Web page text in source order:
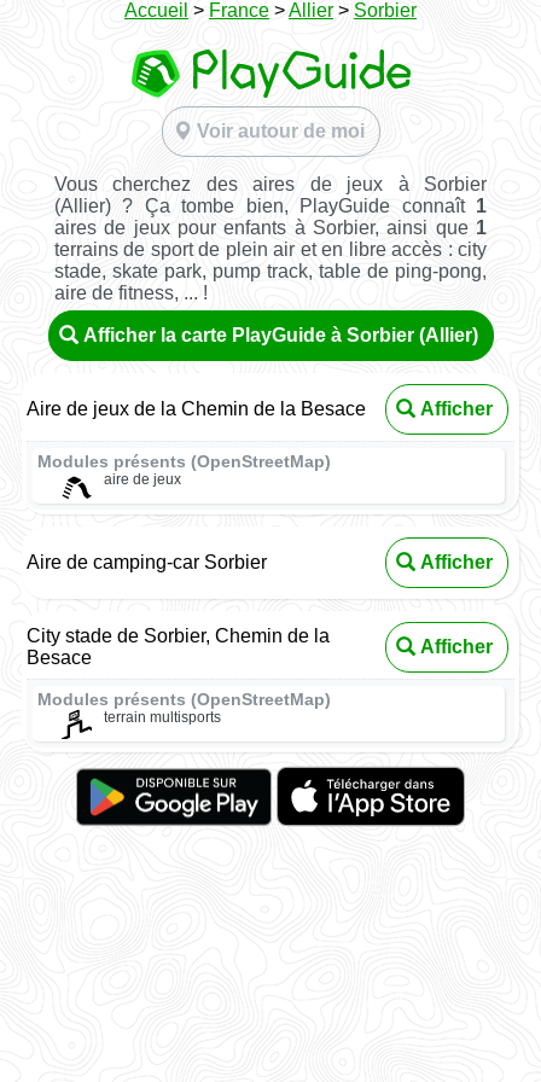
Accueil > France >Allier > Sorbier
Voir autour de moi
Vous cherchez des aires de jeux à Sorbier
(Allier) ? Ça tombe bien, PlayGuide connaît 1
aires de jeux pour enfants à Sorbier, ainsi que 1
terrains de sport de plein air et en libre accès : city
stade, skate park, pump track, table de ping-pong,
aire de fitness, ... !
Afficher la carte PlayGuide à Sorbier (Allier)
Aire de jeux de la Chemin de la Besace Afficher
Modules présents (OpenStreetMap)
aire de jeux
Aire de camping-car Sorbier Afficher
City stade de Sorbier, Chemin de la
Besace
Afficher
Modules présents (OpenStreetMap)
terrain multisports